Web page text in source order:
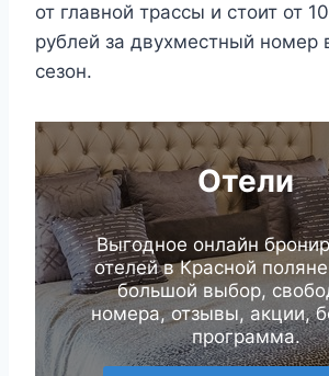
от главной трассы и стоит от
рублей за двухместный номер
сезон.
Отели
Выгодное онлайн
отелей в Красной
большой выбор,
номера, отзывы, акции,
программа.